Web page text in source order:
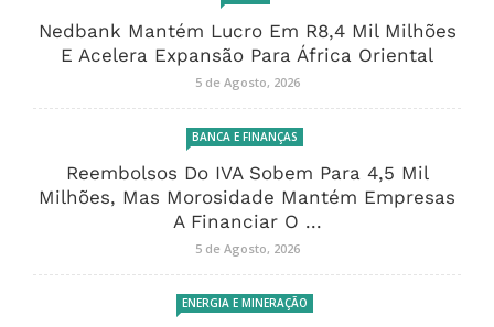
Nedbank Mantém Lucro Em R8,4 Mil Milhões
E Acelera Expansão Para África Oriental
5 de Agosto, 2026
BANCA E FINANÇAS
Reembolsos Do IVA Sobem Para 4,5 Mil
Milhões, Mas Morosidade Mantém Empresas
A Financiar O ...
5 de Agosto, 2026
ENERGIA E MINERAÇÃO